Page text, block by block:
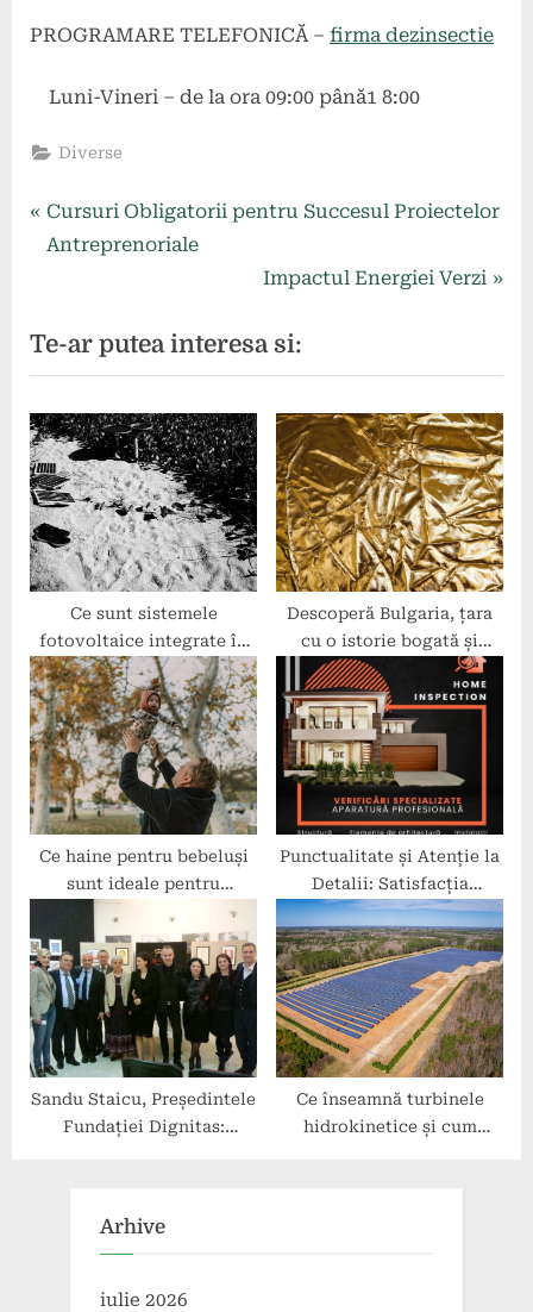
PROGRAMARE TELEFONICĂ – firma dezinsectie
Luni-Vineri – de la ora 09:00 până1 8:00
Diverse
Navigare
P
r
i
o
u
s
P
o
s
t
Cursuri Obligatorii pentru Succesul Proiectelor
Antreprenoriale
N
x
t
Impactul Energiei Verzi
Te-ar putea interesa si:
Ce sunt sistemele
fotovoltaice integrate în
arhitectură?
Descoperă Bulgaria, țara
cu o istorie bogată și
frumuseți naturale
Ce haine pentru bebeluși
sunt ideale pentru
vacanță?
Punctualitate și Atenție la
Detalii: Satisfacția
Clienților cu Serviciile
Home Planning
Sandu Staicu, Președintele
Fundației Dignitas:
Ce înseamnă turbinele
hidrokinetice și cum
Arhive
iulie 2026